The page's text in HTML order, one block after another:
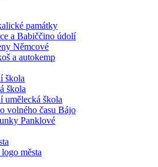
památky
a Babiččino údolí
Němcové
a autokemp
škola
škola
umělecká škola
volného času Bájo
Panklové
města